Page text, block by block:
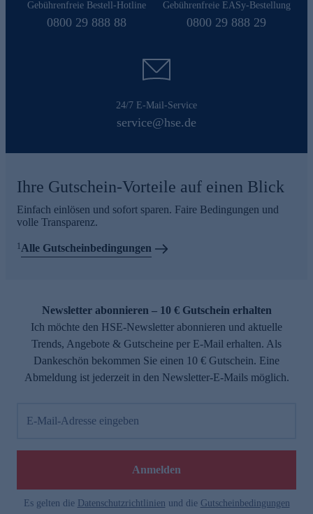
Gebührenfreie Bestell-Hotline
0800 29 888 88
Gebührenfreie EASy-Bestellung
0800 29 888 29
24/7 E-Mail-Service
service@hse.de
Ihre Gutschein-Vorteile auf einen Blick
Einfach einlösen und sofort sparen. Faire Bedingungen und
volle Transparenz.
1 Alle Gutscheinbedingungen
Newsletter abonnieren – 10 € Gutschein erhalten
Ich möchte den HSE-Newsletter abonnieren und aktuelle
Trends, Angebote & Gutscheine per E-Mail erhalten. Als
Dankeschön bekommen Sie einen 10 € Gutschein. Eine
Abmeldung ist jederzeit in den Newsletter-E-Mails möglich.
E-Mail-Adresse eingeben
Anmelden
Es gelten die Datenschutzrichtlinien und die Gutscheinbedingungen